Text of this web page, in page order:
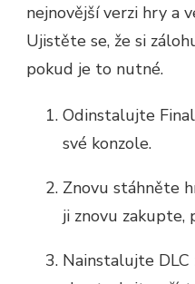
nejnovější verzi hry a
Ujistěte se, že si
pokud je to nutné.
Odinstalujte
své konzole.
Znovu stáhněte
ji znovu
Nainstalujte